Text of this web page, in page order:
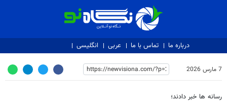
نگاه نو
درباره ما تماس با ما عربی انگلیسی
7 مارس 2026
رسانه ها خبر دادند؛